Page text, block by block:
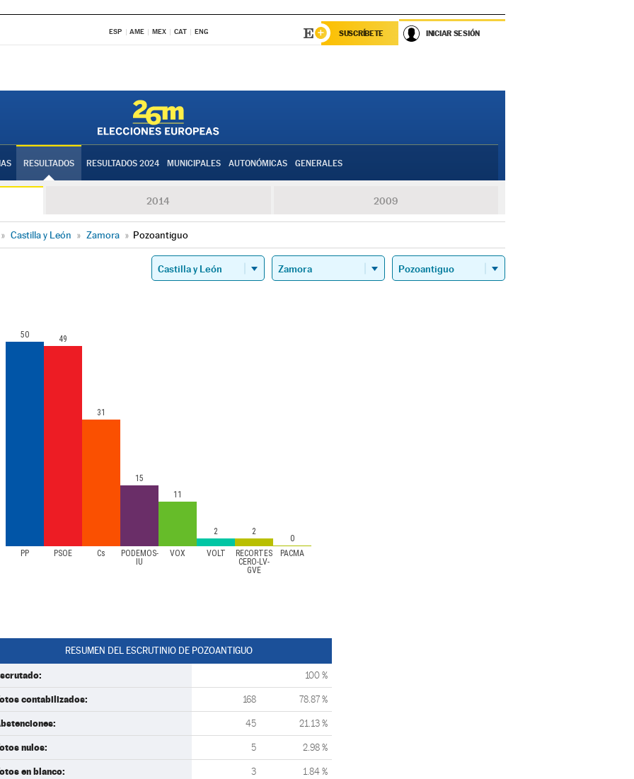
ESP AME MEX CAT ENG SUSCRÍBETE INICIAR SESIÓN
RESULTADOS RESULTADOS 2024 MUNICIPALES AUTONÓMICAS GENERALES
2014 2009
» Castilla y León » Zamora » Pozoantiguo
PP PSOE Cs
PODEMOS-
IU
VOX VOLT
RECORTES
CERO-LV-
GVE
PACMA
50 49
31
15
11
2 2
0
RESUMEN DEL ESCRUTINIO DE POZOANTIGUO
100 %
contabilizados: 168 78.87 %
45 21.13 %
nulos: 5 2.98 %
en blanco: 3 1.84 %